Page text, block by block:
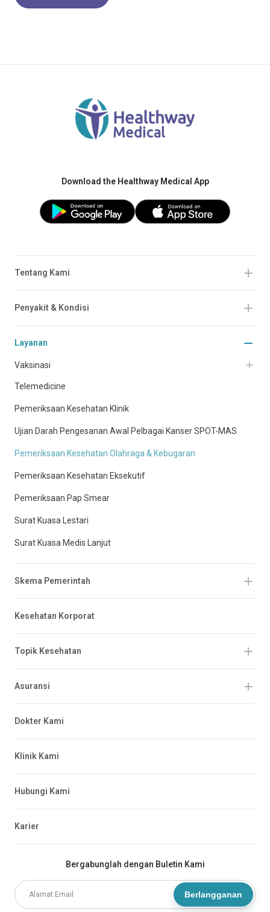
Download the Healthway Medical App
Bergabunglah dengan Buletin Kami
Berlangganan
Tentang Kami
Penyakit & Kondisi
Layanan
Vaksinasi
Telemedicine
Pemeriksaan Kesehatan Klinik
Ujian Darah Pengesanan Awal Pelbagai Kanser SPOT-MAS
Pemeriksaan Kesehatan Olahraga & Kebugaran
Pemeriksaan Kesehatan Eksekutif
Pemeriksaan Pap Smear
Surat Kuasa Lestari
Surat Kuasa Medis Lanjut
Skema Pemerintah
Kesehatan Korporat
Topik Kesehatan
Asuransi
Dokter Kami
Klinik Kami
Hubungi Kami
Karier